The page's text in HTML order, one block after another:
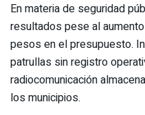
En materia de seguridad
resultados pese al
pesos en el presupuesto.
patrullas sin registro
radiocomunicación
los municipios.